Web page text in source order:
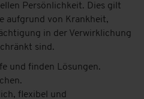
Persönlichkeit. Dies gilt
aufgrund von Krankheit,
in der Verwirklichung
sind.
und finden Lösungen.
flexibel und